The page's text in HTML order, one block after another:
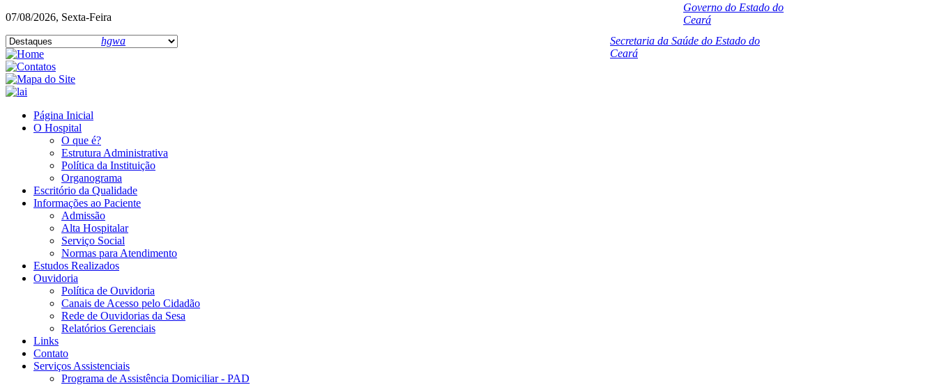
07/08/2026, Sexta-Feira
hgwa
Secretaria da Saúde do Estado do
Ceará
Governo do Estado do
Ceará
Página Inicial
O Hospital
O que é?
Estrutura Administrativa
Política da Instituição
Organograma
Escritório da Qualidade
Informações ao Paciente
Admissão
Alta Hospitalar
Serviço Social
Normas para Atendimento
Estudos Realizados
Ouvidoria
Política de Ouvidoria
Canais de Acesso pelo Cidadão
Rede de Ouvidorias da Sesa
Relatórios Gerenciais
Links
Contato
Serviços Assistenciais
Programa de Assistência Domiciliar - PAD